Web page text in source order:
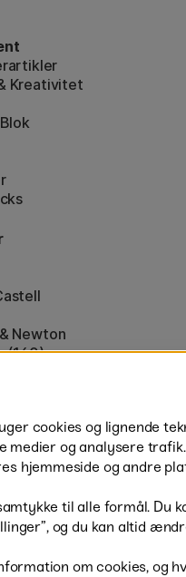
Kreativitet
Newton
(160)
cookies og lignende
medier og analysere
hjemmeside og andre
til alle formål. Du
og du kan altid
om cookies, og